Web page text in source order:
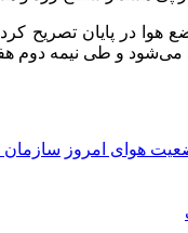
و طی نیمه دوم
هوای امروز سازمان